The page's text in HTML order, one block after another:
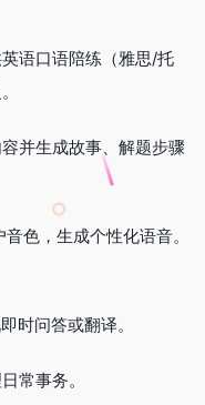
语口语陪练（雅思/托
并生成故事、解题步骤
色，生成个性化语音。
时问答或翻译。
常事务。